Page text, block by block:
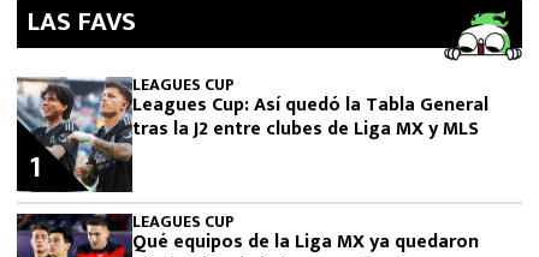
LAS FAVS
LEAGUES CUP
Leagues Cup: Así quedó la Tabla General
tras la J2 entre clubes de Liga MX y MLS
1
LEAGUES CUP
Qué equipos de la Liga MX ya quedaron